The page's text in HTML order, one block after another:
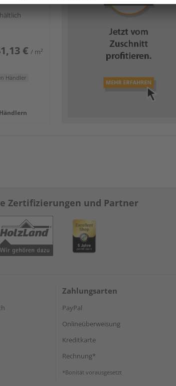
€ / m²
Händler
Zertifizierungen und Partner
Zahlungsarten
PayPal
Onlineüberweisung
Kreditkarte
Rechnung*
*Bonität vorausgesetzt